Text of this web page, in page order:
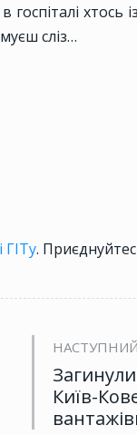
хтось
сліз…
ГІТу.
Київ-